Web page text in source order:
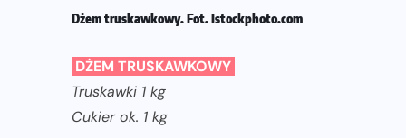
Dżem truskawkowy. Fot. Istockphoto.com
DŻEM TRUSKAWKOWY
Truskawki 1 kg
Cukier ok. 1 kg